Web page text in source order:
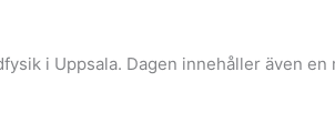
i Uppsala. Dagen innehåller även en